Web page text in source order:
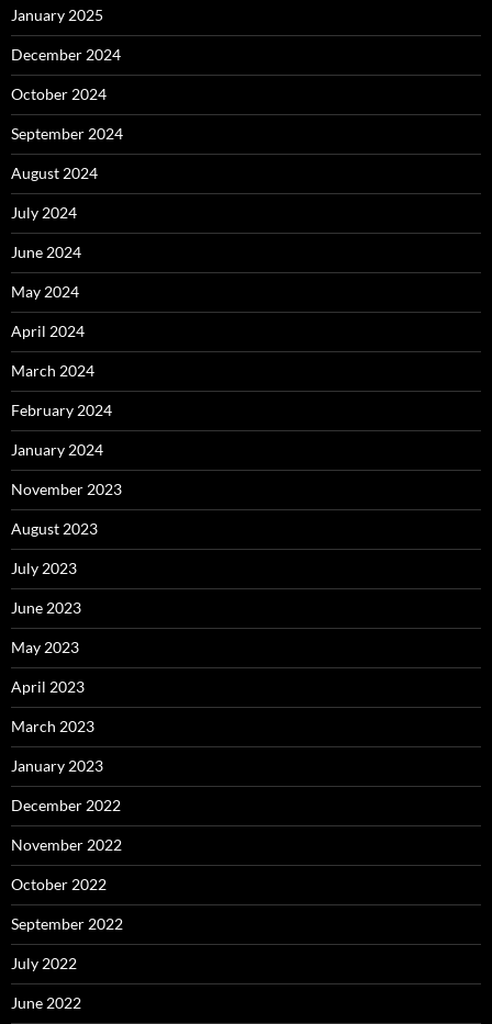
January 2025
December 2024
October 2024
September 2024
August 2024
July 2024
June 2024
May 2024
April 2024
March 2024
February 2024
January 2024
November 2023
August 2023
July 2023
June 2023
May 2023
April 2023
March 2023
January 2023
December 2022
November 2022
October 2022
September 2022
July 2022
June 2022